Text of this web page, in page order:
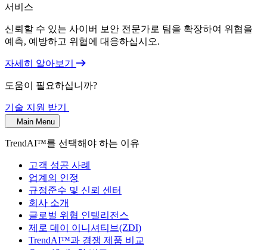
서비스
신뢰할 수 있는 사이버 보안 전문가로 팀을 확장하여 위협을
예측, 예방하고 위협에 대응하십시오.
자세히 알아보기
도움이 필요하십니까?
기술 지원 받기
Main Menu
TrendAI™를 선택해야 하는 이유
고객 성공 사례
업계의 인정
규정준수 및 신뢰 센터
회사 소개
글로벌 위협 인텔리전스
제로 데이 이니셔티브(ZDI)
TrendAI™과 경쟁 제품 비교